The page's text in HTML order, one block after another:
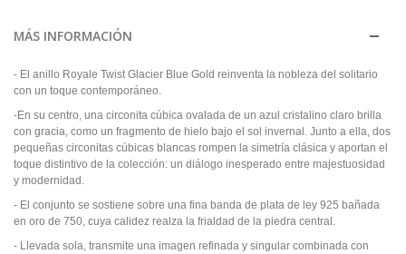
MÁS INFORMACIÓN
- El anillo Royale Twist Glacier Blue Gold reinventa la nobleza del solitario
con un toque contemporáneo.
-En su centro, una circonita cúbica ovalada de un azul cristalino claro brilla
con gracia, como un fragmento de hielo bajo el sol invernal. Junto a ella, dos
pequeñas circonitas cúbicas blancas rompen la simetría clásica y aportan el
toque distintivo de la colección: un diálogo inesperado entre majestuosidad
y modernidad.
- El conjunto se sostiene sobre una fina banda de plata de ley 925 bañada
en oro de 750, cuya calidez realza la frialdad de la piedra central.
- Llevada sola, transmite una imagen refinada y singular combinada con